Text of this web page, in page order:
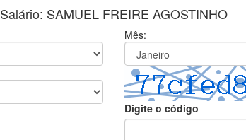
Salário: SAMUEL FREIRE AGOSTINHO
Mês:
Digite o código